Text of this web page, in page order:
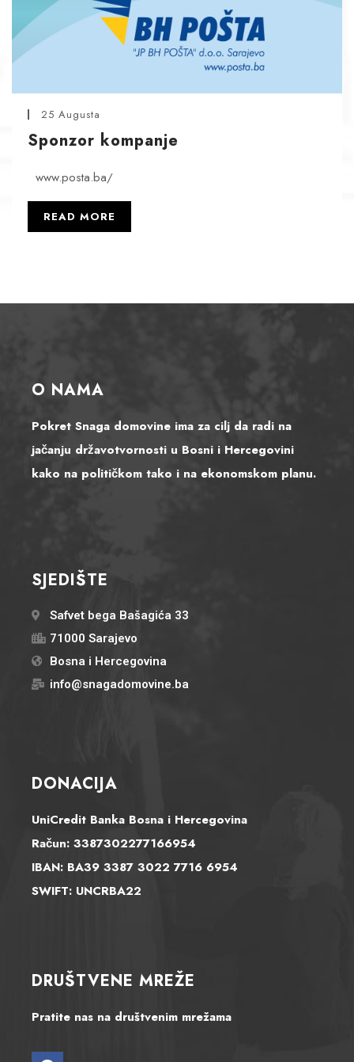
25 Augusta
Sponzor kompanje
www.posta.ba/
READ MORE
O NAMA
Pokret Snaga domovine ima za cilj da radi na
jačanju državotvornosti u Bosni i Hercegovini
kako na političkom tako i na ekonomskom planu.
SJEDIŠTE
Safvet bega Bašagića 33
71000 Sarajevo
Bosna i Hercegovina
info@snagadomovine.ba
DONACIJA
UniCredit Banka Bosna i Hercegovina
Račun: 3387302277166954
IBAN: BA39 3387 3022 7716 6954
SWIFT: UNCRBA22
DRUŠTVENE MREŽE
Pratite nas na društvenim mrežama